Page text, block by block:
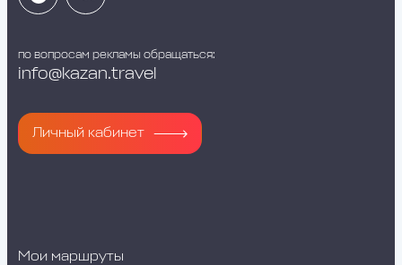
по вопросам рекламы обращаться:
info@kazan.travel
Личный кабинет
Мои маршруты